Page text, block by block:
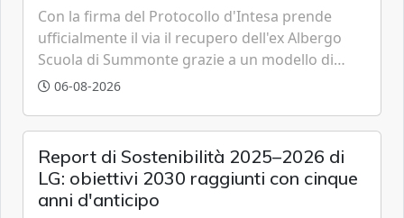
Con la firma del Protocollo d'Intesa prende
ufficialmente il via il recupero dell'ex Albergo
Scuola di Summonte grazie a un modello di
partenariato pubblico-privato e a una rete di
06-08-2026
Report di Sostenibilità 2025–2026 di
LG: obiettivi 2030 raggiunti con cinque
anni d'anticipo